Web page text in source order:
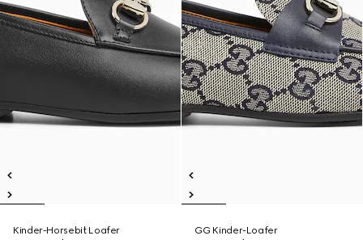
Kinder-Horsebit Loafer
GG Kinder-Loafer